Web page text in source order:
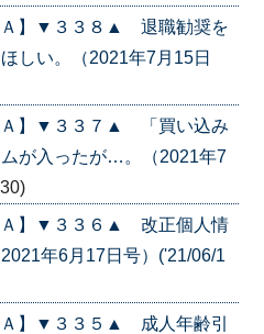
Ａ】▼３３８▲ 退職勧奨を
しい。（2021年7月15日
Ａ】▼３３７▲ 「買い込み
が入ったが…。（2021年7
Ａ】▼３３６▲ 改正個人情
年6月17日号）('21/06/1
Ａ】▼３３５▲ 成人年齢引